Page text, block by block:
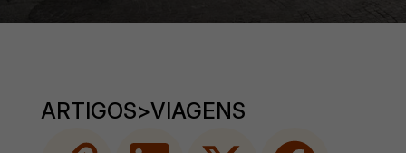
ARTIGOS>VIAGENS